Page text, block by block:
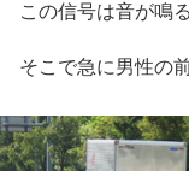
この信号は音が鳴
そこで急に男性の